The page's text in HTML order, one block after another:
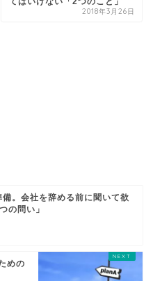
2018年3月26日
備。会社を辞める前に聞いて欲
の問い」
めの